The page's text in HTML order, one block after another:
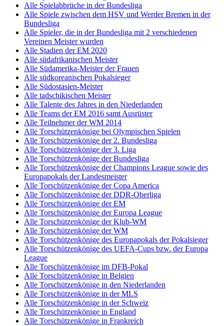
Alle Spielabbrüche in der Bundesliga
Alle Spiele zwischen dem HSV und Werder Bremen in der
Bundesliga
Alle Spieler, die in der Bundesliga mit 2 verschiedenen
Vereinen Meister wurden
Alle Stadien der EM 2020
Alle südafrikanischen Meister
Alle Südamerika-Meister der Frauen
Alle südkoreanischen Pokalsieger
Alle Südostasien-Meister
Alle tadschikischen Meister
Alle Talente des Jahres in den Niederlanden
Alle Teams der EM 2016 samt Ausrüster
Alle Teilnehmer der WM 2014
Alle Torschützenkönige bei Olympischen Spielen
Alle Torschützenkönige der 2. Bundesliga
Alle Torschützenkönige der 3. Liga
Alle Torschützenkönige der Bundesliga
Alle Torschützenkönige der Champions League sowie des
Europapokals der Landesmeister
Alle Torschützenkönige der Copa America
Alle Torschützenkönige der DDR-Oberliga
Alle Torschützenkönige der EM
Alle Torschützenkönige der Europa League
Alle Torschützenkönige der Klub-WM
Alle Torschützenkönige der WM
Alle Torschützenkönige des Europapokals der Pokalsieger
Alle Torschützenkönige des UEFA-Cups bzw. der Europa
League
Alle Torschützenkönige im DFB-Pokal
Alle Torschützenkönige in Belgien
Alle Torschützenkönige in den Niederlanden
Alle Torschützenkönige in der MLS
Alle Torschützenkönige in der Schweiz
Alle Torschützenkönige in England
Alle Torschützenkönige in Frankreich